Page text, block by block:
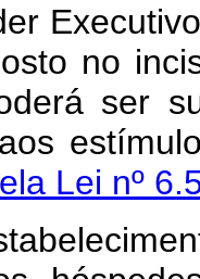
no
ser
Lei nº